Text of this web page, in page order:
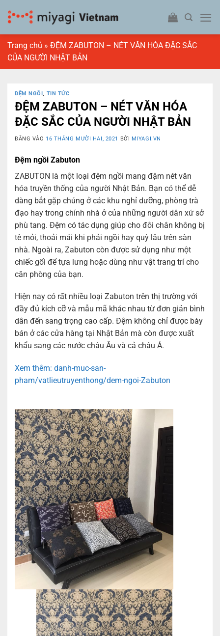
qua
dungTrang chủ » ĐỆM ZABUTON – NÉT VĂN HÓA ĐẶC SẮC
CỦA NGƯỜI NHẬT BẢN
ĐỆM NGỒI, TIN TỨC
ĐỆM ZABUTON – NÉT VĂN HÓA
ĐẶC SẮC CỦA NGƯỜI NHẬT BẢN
ĐĂNG VÀO 16 THÁNG MƯỜI HAI, 2021 BỞI MIYAGI.VN
Đệm ngồi Zabuton
ZABUTON là một loại đệm ngồi mang đậm nét văn
hóa truyền thống của người Nhật Bản. Bạn có thể dễ
dàng bắt gặp chúng ở các khu nghỉ dưỡng, phòng trà
đạo hay trong chính nhà ở của những người dân xứ sở
phù tang. Đệm có tác dụng giúp cho đôi chân không bị
tê mỏi, thoải mái khi phải ngồi hay quỳ lâu trên sàn
nhà. Ngoài ra, Zabuton còn được sử dụng như một
chiếc gối để tựa lưng hoặc dùng như vật trang trí cho
căn phòng của bạn.
Hiện nay có rất nhiều loại Zabuton trên thị trường với
đầy đủ kích cỡ và mẫu mã khác nhau từ đơn giản bình
dân đến sang trọng cao cấp. Đệm không chỉ được bày
bán ở các cửa hàng tại Nhật Bản mà còn được xuất
khẩu sang các nước châu Âu và cả châu Á.
Xem thêm: danh-muc-san-
pham/vatlieutruyenthong/dem-ngoi-Zabuton